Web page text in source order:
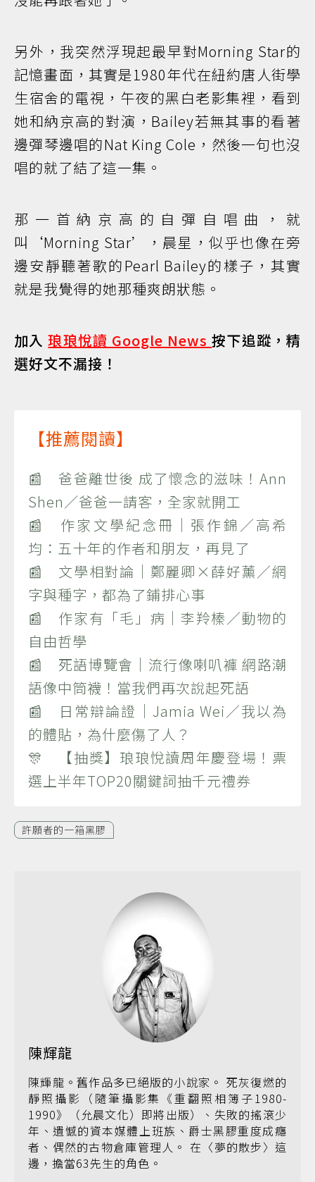
另外，我突然浮現起最早對Morning Star的
記憶畫面，其實是1980年代在紐約唐人街學
生宿舍的電視，午夜的黑白老影集裡，看到
她和納京高的對演，Bailey若無其事的看著
邊彈琴邊唱的Nat King Cole，然後一句也沒
唱的就了結了這一集。
那一首納京高的自彈自唱曲，就
叫‘Morning Star’，晨星，似乎也像在旁
邊安靜聽著歌的Pearl Bailey的樣子，其實
就是我覺得的她那種爽朗狀態。
加入琅琅悅讀 Google News按下追蹤，精
選好文不漏接！
【推薦閱讀】
📰 爸爸離世後 成了懷念的滋味！Ann
Shen／爸爸一請客，全家就開工
📰 作家文學紀念冊｜張作錦／高希
均：五十年的作者和朋友，再見了
📰 文學相對論｜鄭麗卿×薛好薰／網
字與種字，都為了鋪排心事
📰 作家有「毛」病｜李羚榛／動物的
自由哲學
📰 死語博覽會｜流行像喇叭褲 網路潮
語像中筒襪！當我們再次說起死語
📰 日常辯論證｜Jamia Wei／我以為
的體貼，為什麼傷了人？
🎊 【抽獎】琅琅悅讀周年慶登場！票
選上半年TOP20關鍵詞抽千元禮券
許願者的一箱黑膠
陳輝龍
陳輝龍。舊作品多已絕版的小說家。 死灰復燃的
靜照攝影（隨筆攝影集《重翻照相簿子1980-
1990》（允晨文化）即將出版）、失敗的搖滾少
年、遺憾的資本媒體上班族、爵士黑膠重度成癮
者、偶然的古物倉庫管理人。 在〈夢的散步〉這
邊，擔當63先生的角色。